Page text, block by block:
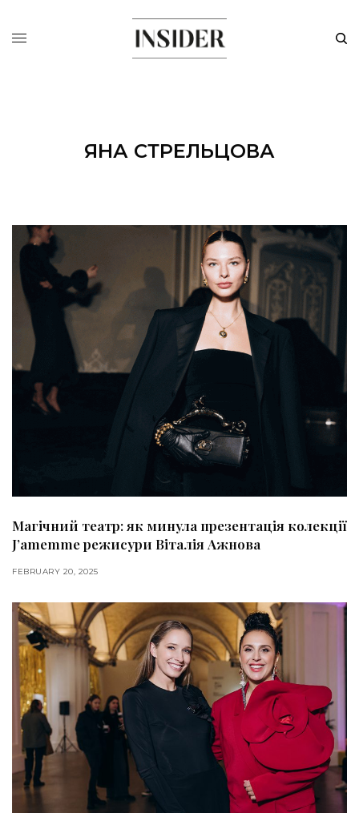
ЯНА СТРЕЛЬЦОВА
Магічний театр: як минула презентація колекції
J’amemme режисури Віталія Ажнова
FEBRUARY 20, 2025